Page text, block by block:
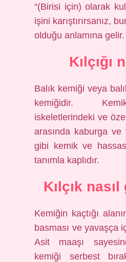
“(Birisi için) olarak
işini karıştırırsanız,
olduğu anlamına gelir.
Kılçığı
Balık kemiği veya
kemiğidir.
iskeletlerindeki ve
arasında kaburga ve
gibi kemik ve
tanımla kaplıdır.
Kılçık
Kemiğin kaçtığı
basması ve yavaşça
Asit maaşı
kemiği serbest